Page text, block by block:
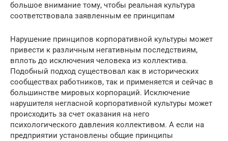
большое внимание тому, чтобы реальная культура
соответствовала заявленным ее принципам
Нарушение принципов корпоративной культуры может
привести к различным негативным последствиям,
вплоть до исключения человека из коллектива.
Подобный подход существовал как в исторических
сообществах работников, так и применяется и сейчас в
большинстве мировых корпораций. Исключение
нарушителя негласной корпоративной культуры может
происходить за счет оказания на него
психологического давления коллективом. А если на
предприятии установлены общие принципы